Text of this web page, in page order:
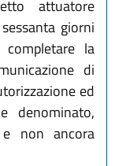
attuatore
giorni
la
di
ed
denominato,
non ancora